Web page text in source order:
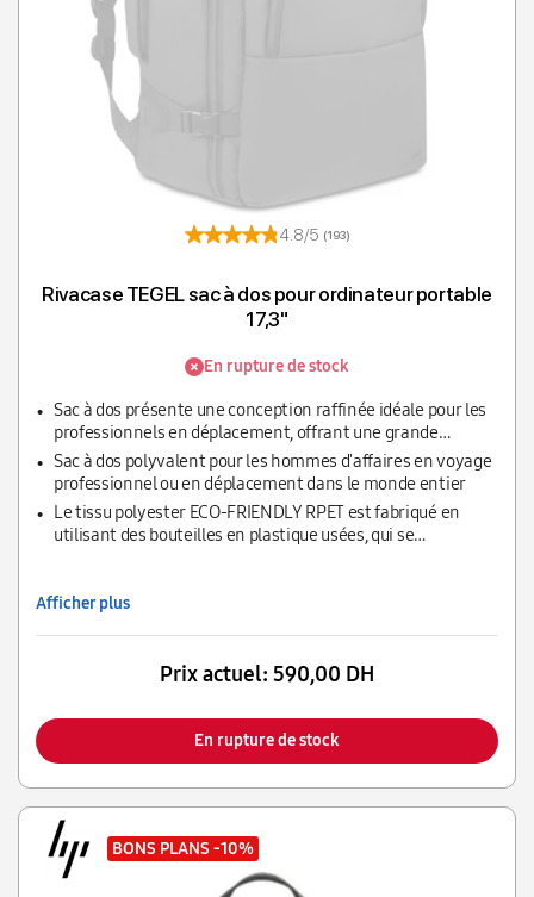
4.8/5 (193)
Rivacase TEGEL sac à dos pour ordinateur portable
17,3"
En rupture de stock
Sac à dos présente une conception raffinée idéale pour les
professionnels en déplacement, offrant une grande
capacité de rangement.
Sac à dos polyvalent pour les hommes d'affaires en voyage
professionnel ou en déplacement dans le monde entier
Le tissu polyester ECO-FRIENDLY RPET est fabriqué en
utilisant des bouteilles en plastique usées, qui se
Afficher plus
Prix actuel: 590,00 DH
En rupture de stock
BONS PLANS -10%